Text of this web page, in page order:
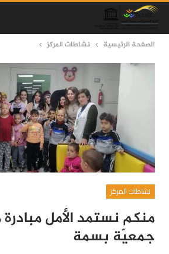
الصفحة الرئيسية نشاطات المركز
نشاطات المركز
منكم نستمد الأمل
جمعيّة بسمة